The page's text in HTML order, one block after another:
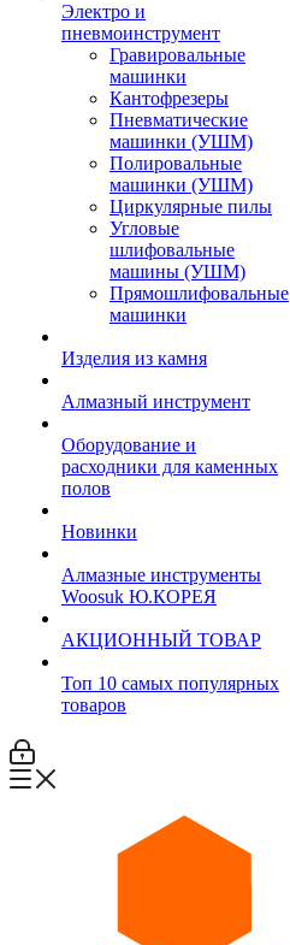
Электро и
пневмоинструмент
Гравировальные
машинки
Кантофрезеры
Пневматические
машинки (УШМ)
Полировальные
машинки (УШМ)
Циркулярные пилы
Угловые
шлифовальные
машины (УШМ)
Прямошлифовальные
машинки
Изделия из камня
Алмазный инструмент
Оборудование и
расходники для каменных
полов
Новинки
Алмазные инструменты
Woosuk Ю.КОРЕЯ
АКЦИОННЫЙ ТОВАР
Топ 10 самых популярных
товаров